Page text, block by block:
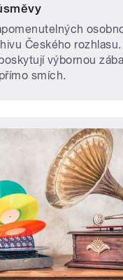
Českého
výbornou
smích.